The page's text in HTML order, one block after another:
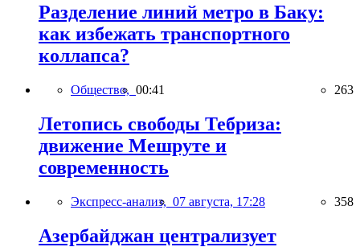
Разделение линий метро в Баку:
как избежать транспортного
коллапса?
Общество, 00:41 263
Летопись свободы Тебриза:
движение Мешруте и
современность
Экспресс-анализ, 07 августа, 17:28 358
Азербайджан централизует